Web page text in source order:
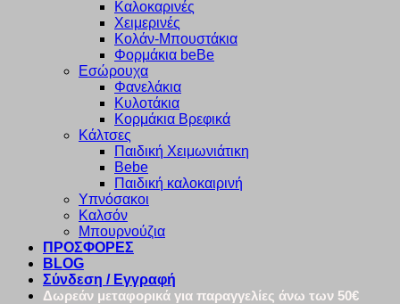
Καλοκαρινές
Χειμερινές
Κολάν-Μπουστάκια
Φορμάκια beBe
Εσώρουχα
Φανελάκια
Κυλοτάκια
Κορμάκια Βρεφικά
Κάλτσες
Παιδική Χειμωνιάτικη
Bebe
Παιδική καλοκαιρινή
Υπνόσακοι
Καλσόν
Μπουρνούζια
ΠΡΟΣΦΟΡΕΣ
BLOG
Σύνδεση / Εγγραφή
Δωρεάν μεταφορικά για παραγγελίες άνω των 50€